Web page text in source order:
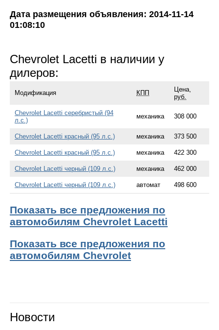
Дата размещения объявления: 2014-11-14
01:08:10
Chevrolet Lacetti в наличии у
дилеров:
Модификация КПП
Цена,
руб.
Chevrolet Lacetti серебристый (94
л.с.)
механика 308 000
Chevrolet Lacetti красный (95 л.с.) механика 373 500
Chevrolet Lacetti красный (95 л.с.) механика 422 300
Chevrolet Lacetti черный (109 л.с.) механика 462 000
Chevrolet Lacetti черный (109 л.с.) автомат 498 600
Показать все предложения по
автомобилям Chevrolet Lacetti
Показать все предложения по
автомобилям Chevrolet
Новости